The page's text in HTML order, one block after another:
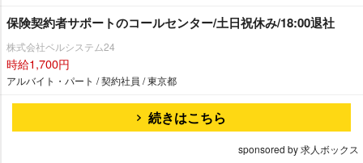
保険契約者サポートのコールセンター/土日祝休み/18:00退社
株式会社ベルシステム24
時給1,700円
アルバイト・パート / 契約社員 / 東京都
続きはこちら
sponsored by 求人ボックス